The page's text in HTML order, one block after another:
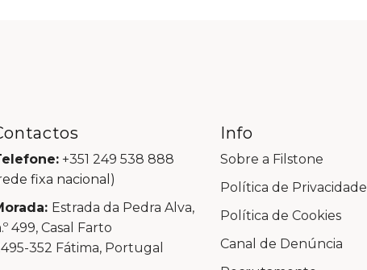
+351 249 538 888
fixa nacional)
Estrada da Pedra Alva,
499, Casal Farto
352 Fátima, Portugal
Info
Sobre a Filstone
Política de Privacidade
Política de Cookies
Canal de Denúncia